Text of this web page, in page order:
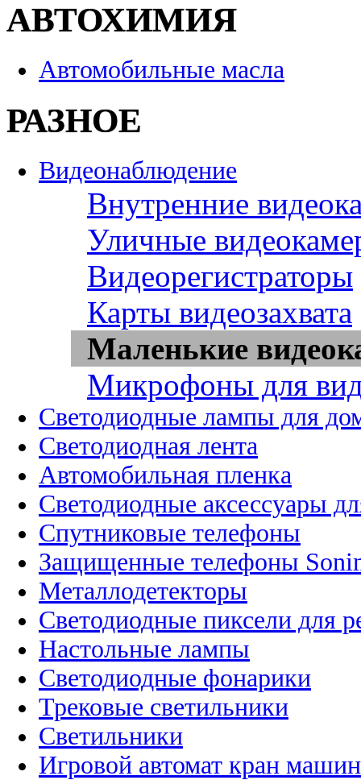
АВТОХИМИЯ
Автомобильные масла
РАЗНОЕ
Видеонаблюдение
Внутренние
Уличные
Видеорегистраторы
Карты видеозахвата
Маленькие
Микрофоны для
Светодиодные лампы для
Светодиодная лента
Автомобильная пленка
Светодиодные аксессуары
Спутниковые телефоны
Защищенные телефоны
Металлодетекторы
Светодиодные пиксели для
Настольные лампы
Светодиодные фонарики
Трековые светильники
Светильники
Игровой автомат кран